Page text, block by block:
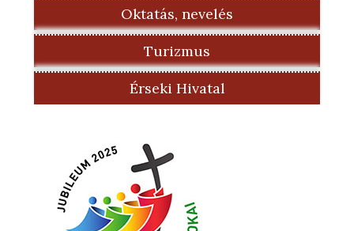
Oktatás, nevelés
Turizmus
Érseki Hivatal